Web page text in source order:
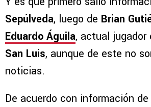
Sepúlveda, luego de Brian
Eduardo Águila, actual jugador
San Luis, aunque de este no
noticias.
De acuerdo con información